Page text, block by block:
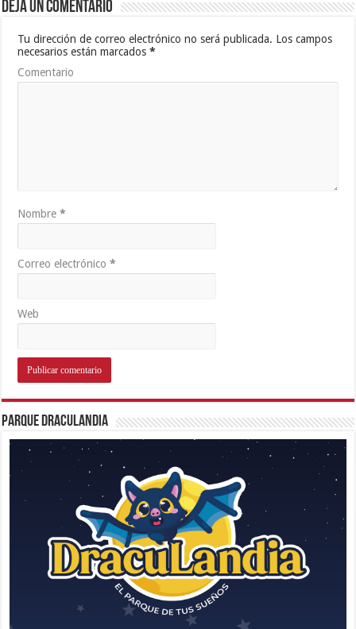
Deja un comentario
Tu dirección de correo electrónico no será publicada. Los campos
necesarios están marcados*
Comentario
Nombre*
Correo electrónico*
Web
Parque Draculandia